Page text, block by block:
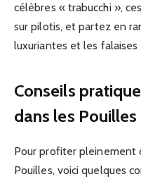
célèbres « trabucchi »,
sur pilotis, et partez en
luxuriantes et les falaises
Conseils
dans les Pouilles
Pour profiter pleinement
Pouilles, voici quelques